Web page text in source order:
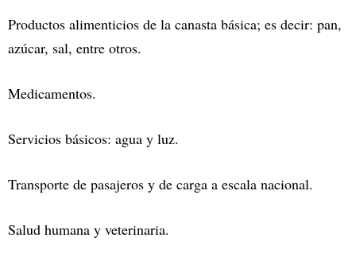
Productos alimenticios de la canasta básica; es decir: pan,
azúcar, sal, entre otros.
Medicamentos.
Servicios básicos: agua y luz.
Transporte de pasajeros y de carga a escala nacional.
Salud humana y veterinaria.